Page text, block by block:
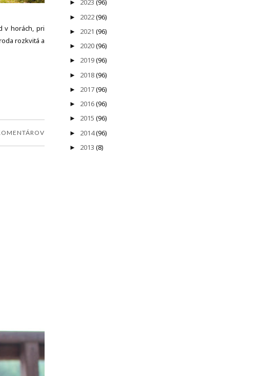
v horách, pri
rozkvitá a
► 2023(96)
► 2022(96)
► 2021(96)
► 2020(96)
► 2019(96)
► 2018(96)
► 2017(96)
► 2016(96)
► 2015(96)
► 2014(96)
► 2013(8)